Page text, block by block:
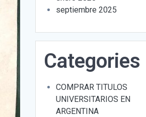
septiembre 2025
Categories
COMPRAR TITULOS
UNIVERSITARIOS EN
ARGENTINA